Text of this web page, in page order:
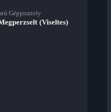
Géppisztoly
(Viseltes)